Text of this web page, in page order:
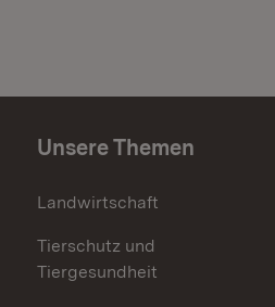
Unsere Themen
Landwirtschaft
Tierschutz und
Tiergesundheit